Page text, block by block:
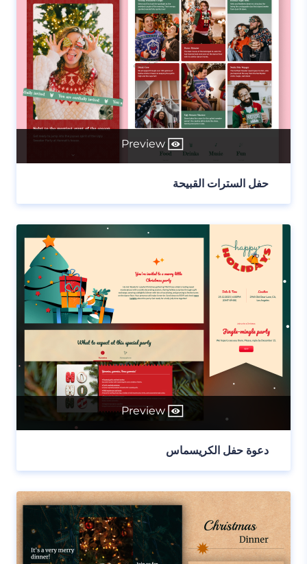
Preview
حفل السترات القبيحة
Preview
دعوة حفل الكريسماس